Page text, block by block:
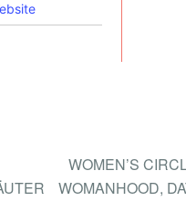
WOMEN’S
WOMANHOOD,